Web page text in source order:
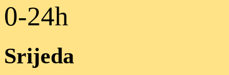
0-24h
Srijeda